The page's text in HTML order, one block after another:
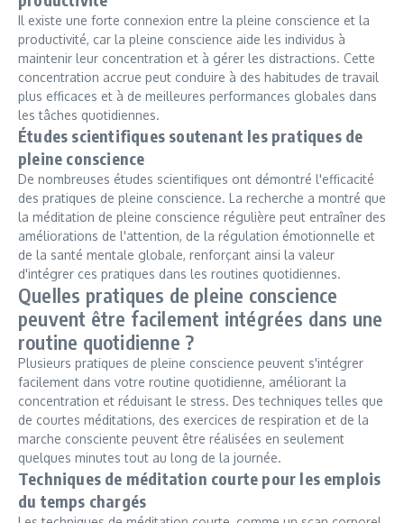
Il existe une forte connexion entre la pleine conscience et la
productivité, car la pleine conscience aide les individus à
maintenir leur concentration et à gérer les distractions. Cette
concentration accrue peut conduire à des habitudes de travail
plus efficaces et à de meilleures performances globales dans
les tâches quotidiennes.
Études scientifiques soutenant les pratiques de
pleine conscience
De nombreuses études scientifiques ont démontré l'efficacité
des pratiques de pleine conscience. La recherche a montré que
la méditation de pleine conscience régulière peut entraîner des
améliorations de l'attention, de la régulation émotionnelle et
de la santé mentale globale, renforçant ainsi la valeur
d'intégrer ces pratiques dans les routines quotidiennes.
Quelles pratiques de pleine conscience
peuvent être facilement intégrées dans une
routine quotidienne ?
Plusieurs pratiques de pleine conscience peuvent s'intégrer
facilement dans votre routine quotidienne, améliorant la
concentration et réduisant le stress. Des techniques telles que
de courtes méditations, des exercices de respiration et de la
marche consciente peuvent être réalisées en seulement
quelques minutes tout au long de la journée.
Techniques de méditation courte pour les emplois
du temps chargés